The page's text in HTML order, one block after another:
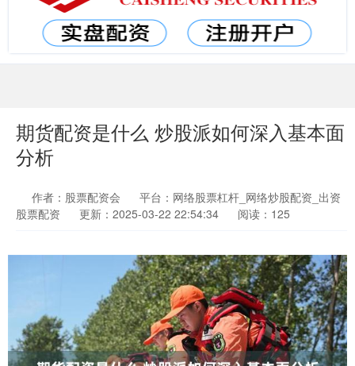
期货配资是什么 炒股派如何深入基本面
分析
作者：股票配资会
平台：网络股票杠杆_网络炒股配资_出资
股票配资
更新：2025-03-22 22:54:34 阅读：125